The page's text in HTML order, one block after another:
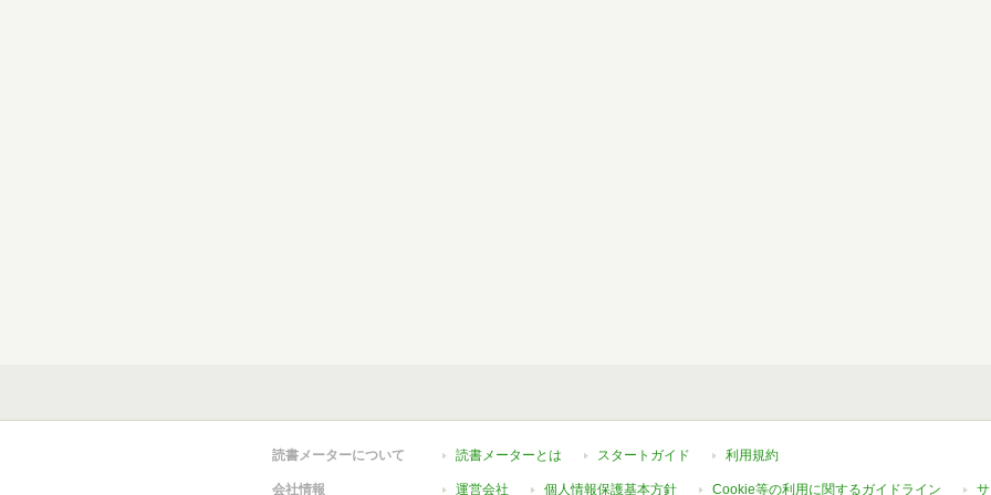
読書メーターについて 読書メーターとは スタートガイド 利用規約
会社情報 運営会社 個人情報保護基本方針 Cookie等の利用に関するガイドライン